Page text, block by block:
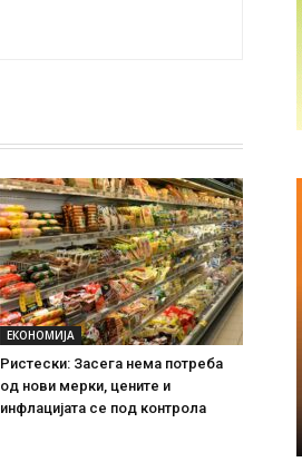
ЕКОНОМИЈА
Ристески: Засега нема потреба
од нови мерки, цените и
инфлацијата се под контрола